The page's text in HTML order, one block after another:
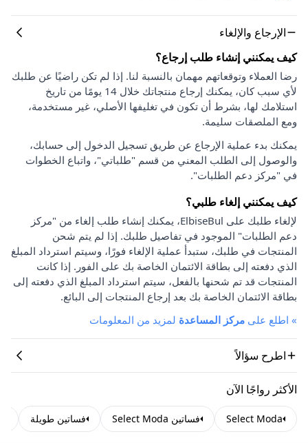
الإرجاع والإلغاء
كيف يمكنني إنشاء طلب إرجاع؟
رضا العملاء وتوقعاتهم مهمان بالنسبة لنا. إذا لم تكن راضيًا عن طلبك
لأي سبب كان، يمكنك إرجاع منتجاتك خلال 14 يومًا من تاريخ
استلامك لها، بشرط أن تكون في تغليفها الأصلي، غير مستخدمة،
ومع الملصقات سليمة.
يمكنك بدء عملية الإرجاع عن طريق تسجيل الدخول إلى حسابك،
والوصول إلى الطلب المعني من قسم "طلباتي"، واتباع الخطوات
في "مركز دعم الطلبات".
كيف يمكنني إلغاء طلبي؟
لإلغاء طلبك على ElbiseBul، يمكنك إنشاء طلب إلغاء من "مركز
دعم الطلبات" الموجود في تفاصيل طلبك. إذا لم يتم شحن
المنتجات في طلبك، ستبدأ عملية الإلغاء فورًا، وسيتم استرداد المبلغ
الذي دفعته إلى بطاقة الائتمان الخاصة بك على الفور. إذا كانت
المنتجات قد تم شحنها بالفعل، سيتم استرداد المبلغ الذي دفعته إلى
بطاقة الائتمان الخاصة بك بعد إرجاع المنتجات إلى البائع.
» اطلع على مركز المساعدة لمزيد من المعلومات
اطرح سؤالاً
الأكثر رواجًا الآن
Select Moda فساتين Select Moda فساتين طويلة